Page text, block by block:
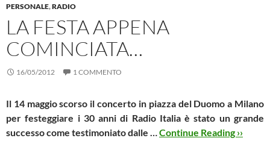
PERSONALE,RADIO
LA FESTA APPENA
COMINCIATA…
16/05/2012 1 COMMENTO
Il 14 maggio scorso il concerto in piazza del Duomo a Milano
per festeggiare i 30 anni di Radio Italia è stato un grande
successo come testimoniato dalle …Continue Reading ››